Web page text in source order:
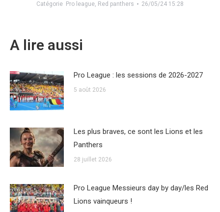
Catégorie Pro league, Red panthers 26/05/24 15:28
A lire aussi
Pro League : les sessions de 2026-2027
5 août 2026
Les plus braves, ce sont les Lions et les
Panthers
28 juillet 2026
Pro League Messieurs day by day/les Red
Lions vainqueurs !